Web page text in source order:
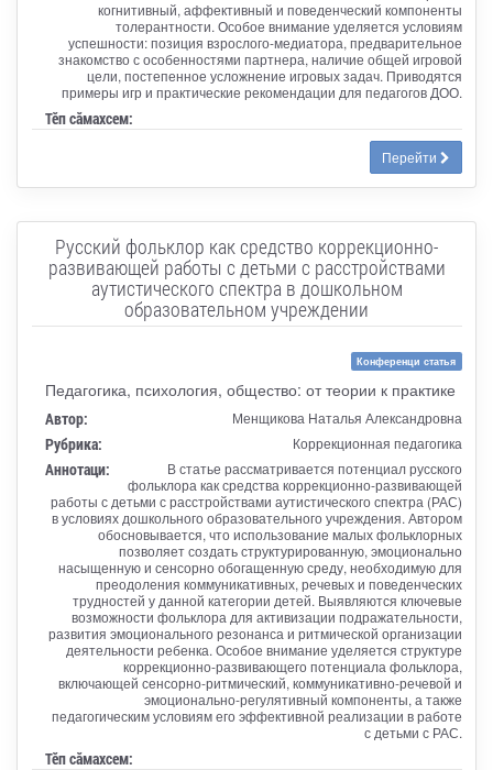
когнитивный, аффективный и поведенческий компоненты
толерантности. Особое внимание уделяется условиям
успешности: позиция взрослого-медиатора, предварительное
знакомство с особенностями партнера, наличие общей игровой
цели, постепенное усложнение игровых задач. Приводятся
примеры игр и практические рекомендации для педагогов ДОО.
Тӗп сӑмахсем:
Перейти
Русский фольклор как средство коррекционно-
развивающей работы с детьми с расстройствами
аутистического спектра в дошкольном
образовательном учреждении
Конференци статья
Педагогика, психология, общество: от теории к практике
Автор: Менщикова Наталья Александровна
Рубрика: Коррекционная педагогика
Аннотаци:
В статье рассматривается потенциал русского
фольклора как средства коррекционно-развивающей
работы с детьми с расстройствами аутистического спектра (РАС)
в условиях дошкольного образовательного учреждения. Автором
обосновывается, что использование малых фольклорных
позволяет создать структурированную, эмоционально
насыщенную и сенсорно обогащенную среду, необходимую для
преодоления коммуникативных, речевых и поведенческих
трудностей у данной категории детей. Выявляются ключевые
возможности фольклора для активизации подражательности,
развития эмоционального резонанса и ритмической организации
деятельности ребенка. Особое внимание уделяется структуре
коррекционно-развивающего потенциала фольклора,
включающей сенсорно-ритмический, коммуникативно-речевой и
эмоционально-регулятивный компоненты, а также
педагогическим условиям его эффективной реализации в работе
с детьми с РАС.
Тӗп сӑмахсем: